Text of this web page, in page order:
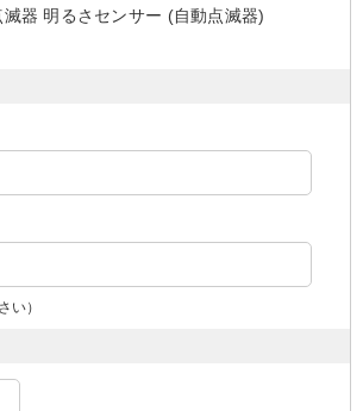
器 明るさセンサー (自動点滅器)
い）